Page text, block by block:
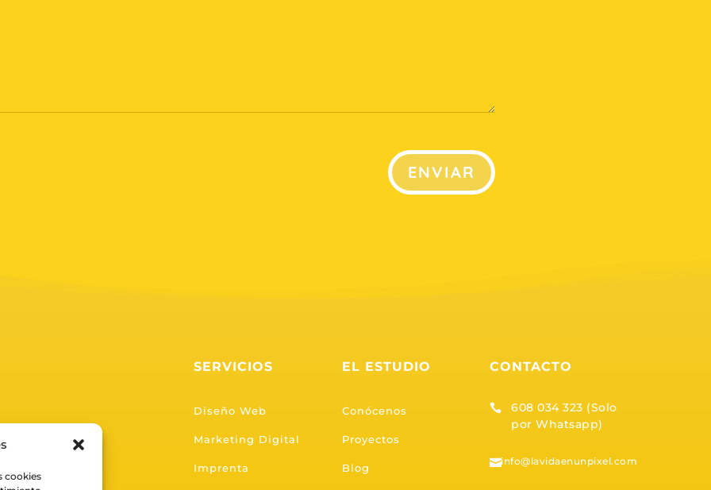
cookies
ENVIAR
SERVICIOS
Diseño Web
Marketing Digital
Imprenta
EL ESTUDIO
Conócenos
Proyectos
Blog
CONTACTO

608 034 323 (Solo
por Whatsapp)
info@lavidaenunpixel.com